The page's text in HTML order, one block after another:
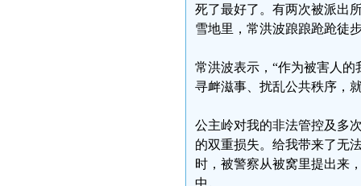
死了最好了。有两次被派出
雪地里，常洪波踉踉跄跄徒
常洪波表示，“作为被害人
寻衅滋事、扰乱公共秩序，
公主岭对我的非法管控及多
的双重损失。给我带来了无
时，被警察从被窝里提出来
中。